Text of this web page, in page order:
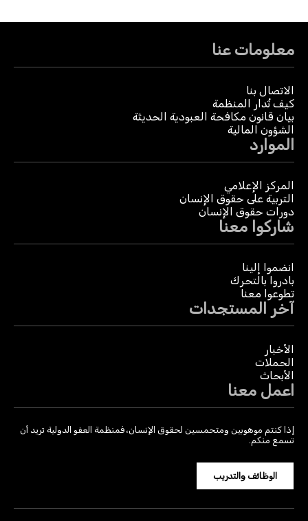
معلومات عنا
الاتصال بنا
كيف تُدار المنظمة
بيان قانون مكافحة العبودية الحديثة
الشؤون المالية
الموارد
المركز الإعلامي
التربية على حقوق الإنسان
دورات حقوق الإنسان
شاركوا معنا
انضموا إلينا
بادروا بالتحرك
تطوعوا معنا
آخر المستجدات
الأخبار
الحملات
الأبحاث
اعمل معنا
إذا كنتم موهوبين ومتحمسين لحقوق الإنسان، فمنظمة العفو الدولية تريد أن
تسمع منكم.
الوظائف والتدريب